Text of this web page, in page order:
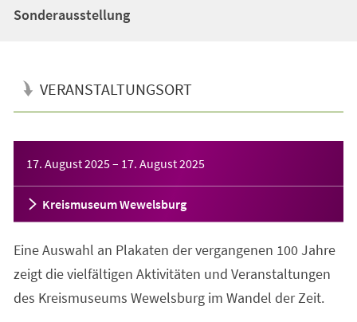
Sonderausstellung
VERANSTALTUNGSORT
17. August 2025– 17. August 2025
Kreismuseum Wewelsburg
Eine Auswahl an Plakaten der vergangenen 100 Jahre
zeigt die vielfältigen Aktivitäten und Veranstaltungen
des Kreismuseums Wewelsburg im Wandel der Zeit.